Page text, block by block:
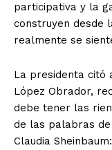
participativa y la
construyen desde
realmente se
La presidenta citó
López Obrador,
debe tener las
de las palabras
Claudia